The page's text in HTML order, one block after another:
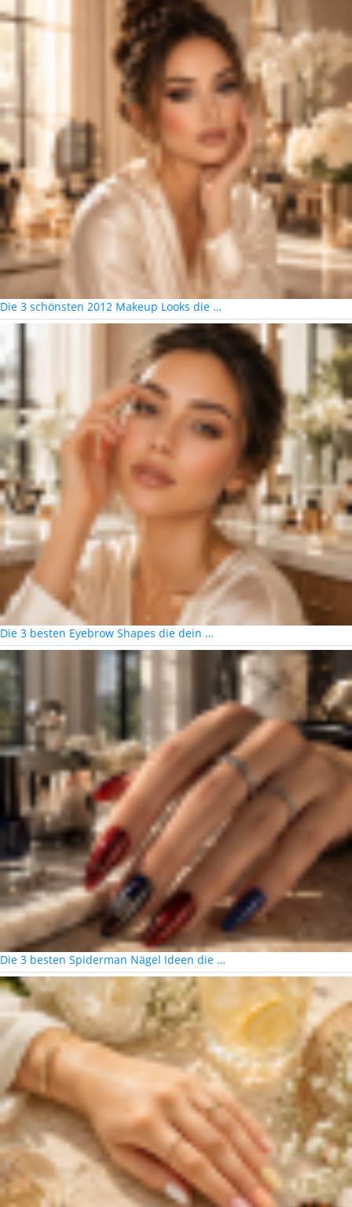
Die 3 schönsten 2012 Makeup Looks die …
Die 3 besten Eyebrow Shapes die dein …
Die 3 besten Spiderman Nägel Ideen die …